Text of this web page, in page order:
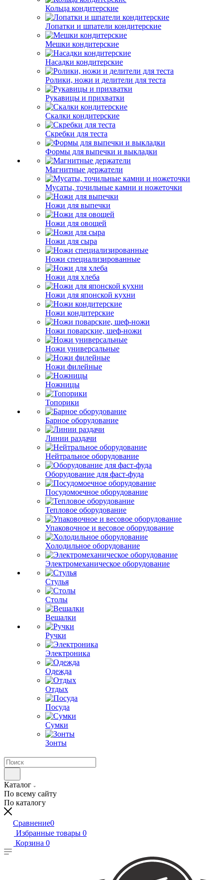
Кольца кондитерские
Лопатки и шпатели кондитерские
Мешки кондитерские
Насадки кондитерские
Ролики, ножи и делители для теста
Рукавицы и прихватки
Скалки кондитерские
Скребки для теста
Формы для выпечки и выкладки
Магнитные держатели
Мусаты, точильные камни и ножеточки
Ножи для выпечки
Ножи для овощей
Ножи для сыра
Ножи специализированные
Ножи для хлеба
Ножи для японской кухни
Ножи кондитерские
Ножи поварские, шеф-ножи
Ножи универсальные
Ножи филейные
Ножницы
Топорики
Барное оборудование
Линии раздачи
Нейтральное оборудование
Оборудование для фаст-фуда
Посудомоечное оборудование
Тепловое оборудование
Упаковочное и весовое оборудование
Холодильное оборудование
Электромеханическое оборудование
Стулья
Столы
Вешалки
Ручки
Электроника
Одежда
Отдых
Посуда
Сумки
Зонты
Каталог
По всему сайту
По каталогу
Сравнение0
Избранные товары 0
Корзина 0